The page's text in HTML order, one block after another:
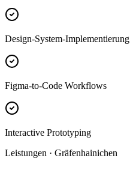
Design-System-Implementierung
Figma-to-Code Workflows
Interactive Prototyping
Leistungen · Gräfenhainichen